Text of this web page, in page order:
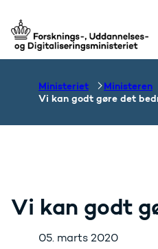
Gå til forsiden
Ministeriet Ministeren
Vi kan godt gøre det
Vi kan godt
05. marts 2020